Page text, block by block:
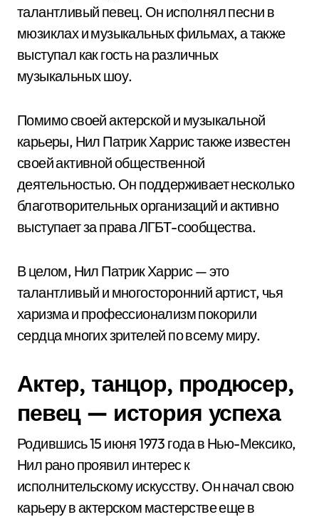
талантливый певец. Он исполнял песни в
мюзиклах и музыкальных фильмах, а также
выступал как гость на различных
музыкальных шоу.
Помимо своей актерской и музыкальной
карьеры, Нил Патрик Харрис также известен
своей активной общественной
деятельностью. Он поддерживает несколько
благотворительных организаций и активно
выступает за права ЛГБТ-сообщества.
В целом, Нил Патрик Харрис — это
талантливый и многосторонний артист, чья
харизма и профессионализм покорили
сердца многих зрителей по всему миру.
Актер, танцор, продюсер,
певец — история успеха
Родившись 15 июня 1973 года в Нью-Мексико,
Нил рано проявил интерес к
исполнительскому искусству. Он начал свою
карьеру в актерском мастерстве еще в